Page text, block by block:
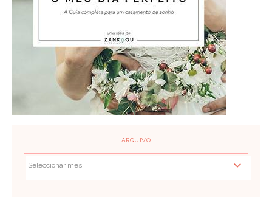
ARQUIVO